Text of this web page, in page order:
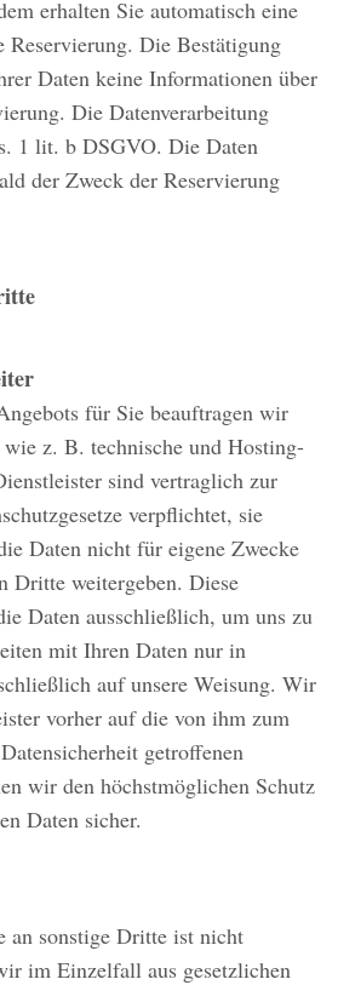
erhalten Sie automatisch eine
Reservierung. Die Bestätigung
Daten keine Informationen über
Die Datenverarbeitung
1 lit. b DSGVO. Die Daten
der Zweck der Reservierung
für Sie beauftragen wir
z. B. technische und Hosting-
sind vertraglich zur
verpflichtet, sie
Daten nicht für eigene Zwecke
Dritte weitergeben. Diese
Daten ausschließlich, um uns zu
mit Ihren Daten nur in
auf unsere Weisung. Wir
vorher auf die von ihm zum
getroffenen
wir den höchstmöglichen Schutz
Daten sicher.
an sonstige Dritte ist nicht
im Einzelfall aus gesetzlichen